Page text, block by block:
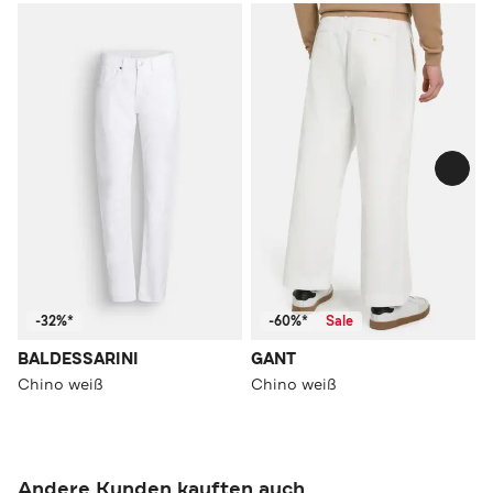
-32%*
BALDESSARINI
Chino weiß
-60%* Sale
GANT
Chino weiß